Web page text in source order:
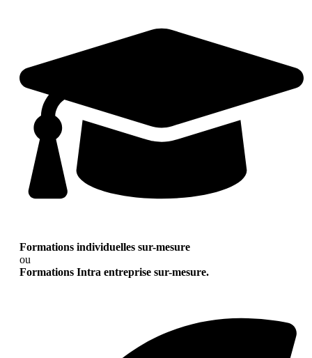
Formations individuelles sur-mesure
ou
Formations Intra entreprise sur-mesure.